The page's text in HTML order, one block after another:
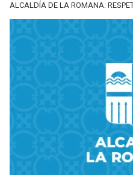
ALCALDÍA DE LA ROMANA: